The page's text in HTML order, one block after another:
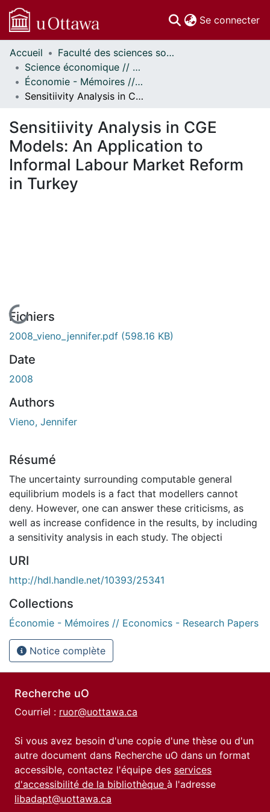
Se connecter
Communautés
et collections
Parcourir
Statistiques
À propos
Accueil
Faculté des sciences sociales // Faculty of Social Sciences
Science économique // Economics
Économie - Mémoires // Economics - Research Papers
Sensitiivity Analysis in CGE Models: An Application to Informal Labour Market Reform in Turkey
Sensitiivity Analysis in CGE
Models: An Application to
Informal Labour Market Reform
in Turkey
En cours de chargement...
Fichiers
2008_vieno_jennifer.pdf (598.16 KB)
Date
2008
Authors
Vieno, Jennifer
Résumé
The uncertainty surrounding computable general
equilibrium models is a fact that modellers cannot
deny. However, one can answer these criticisms, as
well as increase confidence in the results, by including
a sensitivity analysis in each study. The objecti
URI
http://hdl.handle.net/10393/25341
Collections
Économie - Mémoires // Economics - Research Papers
Notice complète
Recherche uO
Courriel : ruor@uottawa.ca
Si vous avez besoin d'une copie d'une thèse ou d'un
autre document dans Recherche uO dans un format
accessible, contactez l'équipe des services
d'accessibilité de la bibliothèque à l'adresse
libadapt@uottawa.ca